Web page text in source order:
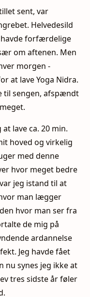
sent, var
Helvedesild
forfærdelige
om aftenen. Men
morgen -
at lave Yoga Nidra.
til sengen, afspændt
lave ca. 20 min.
hoved og virkelig
med denne
hvor meget bedre
jeg istand til at
man lægger
hvor man ser fra
de mig på
ardannelse
Jeg havde fået
nu synes jeg ikke at
tres sidste år føler